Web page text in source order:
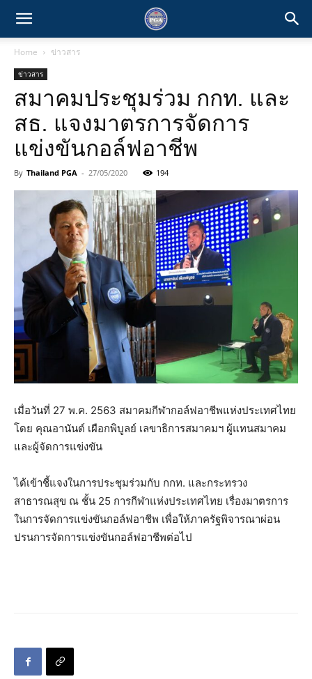
Home ข่าวสาร
ข่าวสาร
สมาคมประชุมร่วม กกท. และ
สธ. แจงมาตรการจัดการ
แข่งขันกอล์ฟอาชีพ
By Thailand PGA - 27/05/2020 194
เมื่อวันที่ 27 พ.ค. 2563 สมาคมกีฬากอล์ฟอาชีพแห่งประเทศไทย
โดย คุณอานันต์ เผือกพิบูลย์ เลขาธิการสมาคมฯ ผู้แทนสมาคม
และผู้จัดการแข่งขัน
ได้เข้าชี้แจงในการประชุมร่วมกับ กกท. และกระทรวง
สาธารณสุข ณ ชั้น 25 การกีฬาแห่งประเทศไทย เรื่องมาตรการ
ในการจัดการแข่งขันกอล์ฟอาชีพ เพื่อให้ภาครัฐพิจารณาผ่อน
ปรนการจัดการแข่งขันกอล์ฟอาชีพต่อไป